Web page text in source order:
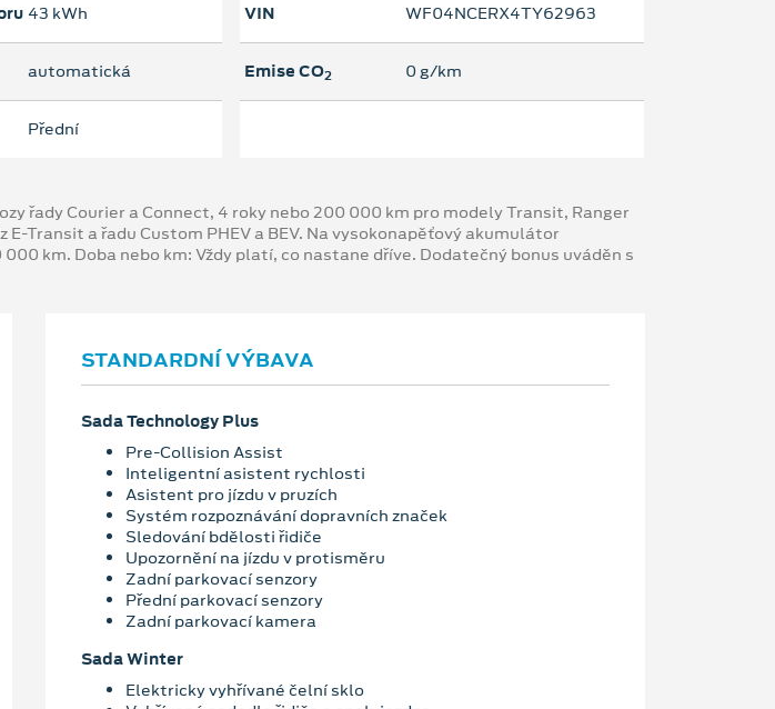
43 kWh
automatická
Přední
VIN WF04NCERX4TY62963
Emise CO2 0 g/km
řady Courier a Connect, 4 roky nebo 200 000 km pro modely Transit, Ranger
Transit a řadu Custom PHEV a BEV. Na vysokonapěťový akumulátor
km. Doba nebo km: Vždy platí, co nastane dříve. Dodatečný bonus uváděn s
STANDARDNÍ VÝBAVA
Sada Technology Plus
Pre-Collision Assist
Inteligentní asistent rychlosti
Asistent pro jízdu v pruzích
Systém rozpoznávání dopravních značek
Sledování bdělosti řidiče
Upozornění na jízdu v protisměru
Zadní parkovací senzory
Přední parkovací senzory
Zadní parkovací kamera
Sada Winter
Elektricky vyhřívané čelní sklo